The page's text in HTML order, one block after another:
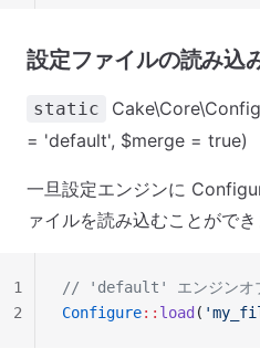
設定ファイルの読み込
static
= 'default', $merge = true)
一旦設定エンジンに
ァイルを読み込むことがで
// 'default' エンジンオブ
Configure:: load (
1
2